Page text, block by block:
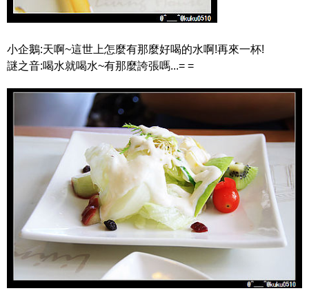
小企鵝:天啊~這世上怎麼有那麼好喝的水啊!再來一杯!
謎之音:喝水就喝水~有那麼誇張嗎...= =